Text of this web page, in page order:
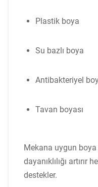
Plastik boya
Su bazlı boya
Antibakteriyel
Tavan boyası
Mekana uygun boya
dayanıklılığı artırır
destekler.